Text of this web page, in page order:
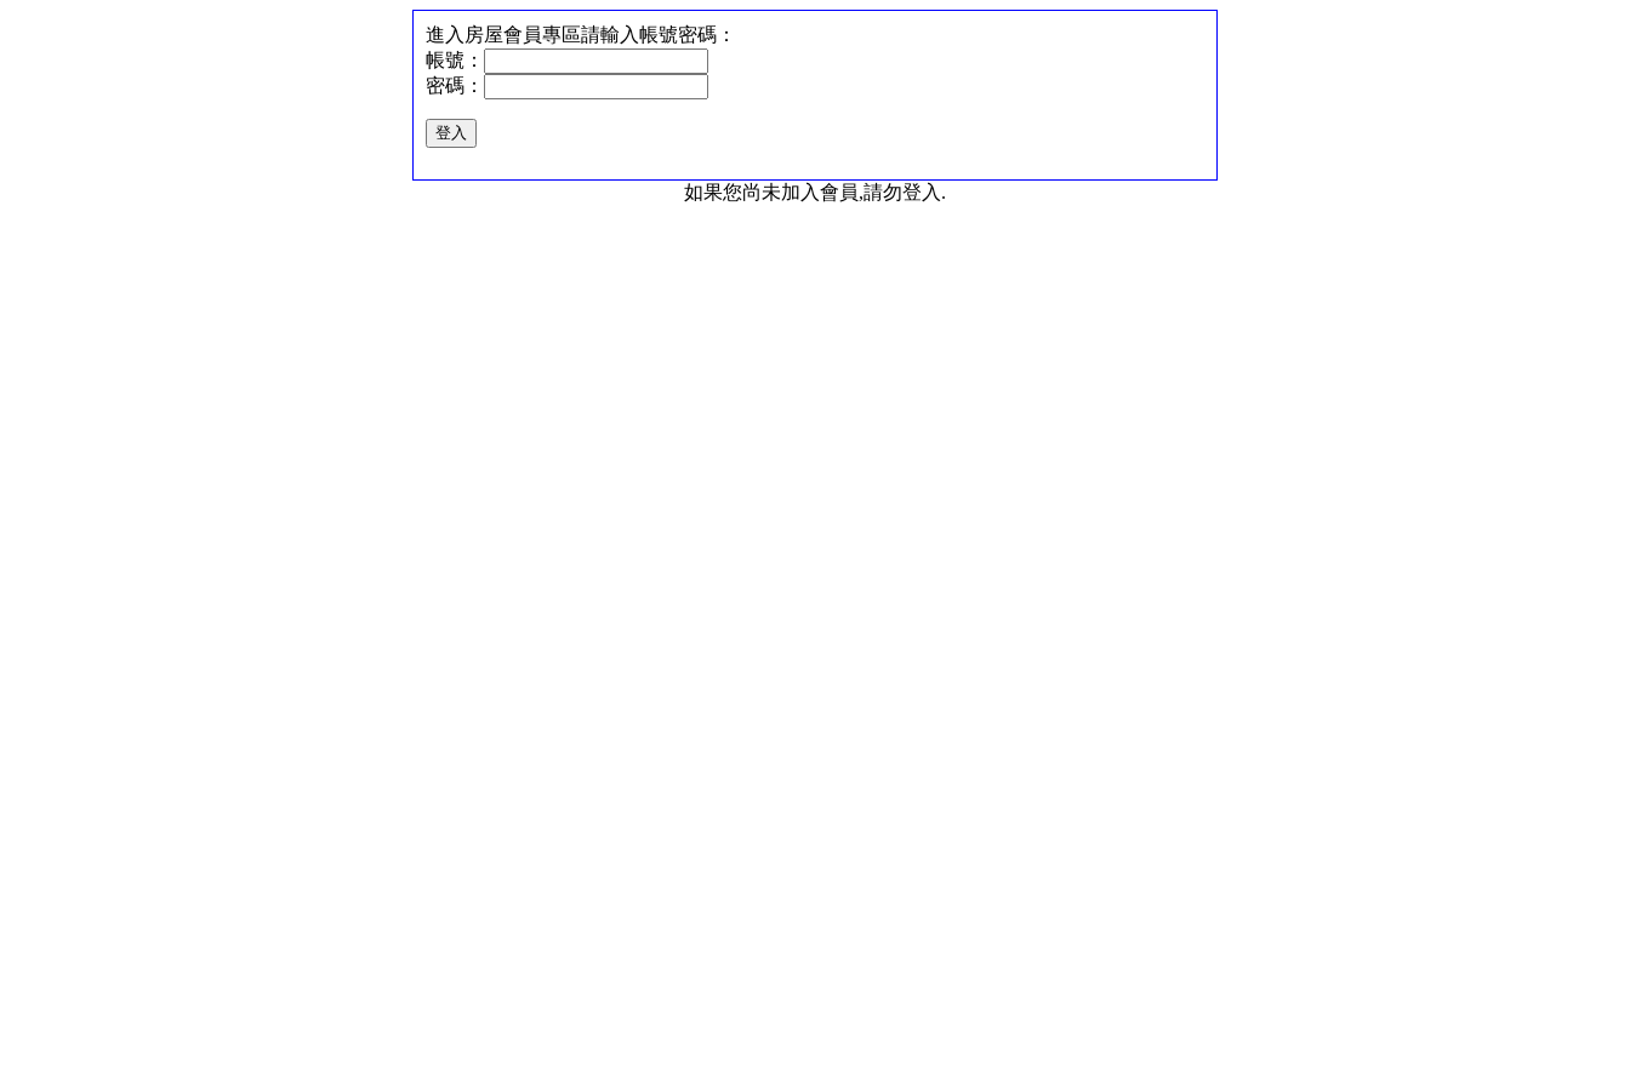
進入房屋會員專區請輸入帳號密碼：
帳號：
密碼：
如果您尚未加入會員,請勿登入.